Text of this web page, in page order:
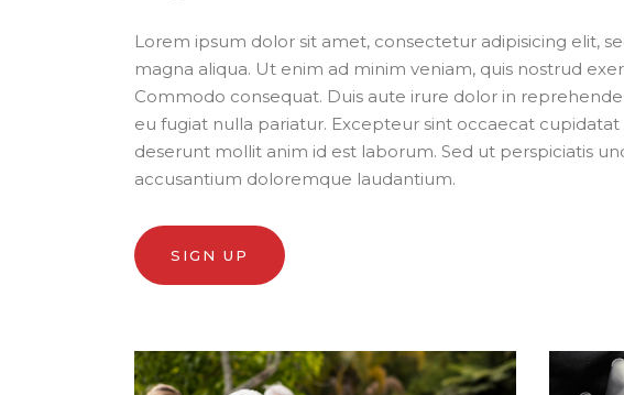
Lorem ipsum dolor sit amet, consectetur adipisicing elit,
magna aliqua. Ut enim ad minim veniam, quis nostrud
Commodo consequat. Duis aute irure dolor in
eu fugiat nulla pariatur. Excepteur sint occaecat
deserunt mollit anim id est laborum. Sed ut perspiciatis
accusantium doloremque laudantium.
SIGN UP